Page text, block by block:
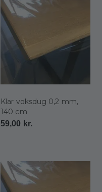
Klar voksdug 0,2 mm,
140 cm
59,00 kr.